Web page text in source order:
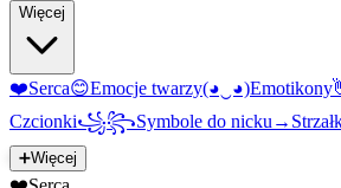
Więcej
❤️Serca😊Emocje twarzy(◕‿◕)Emotikony
Czcionki꧁꧂Symbole do nicku →
➕Więcej